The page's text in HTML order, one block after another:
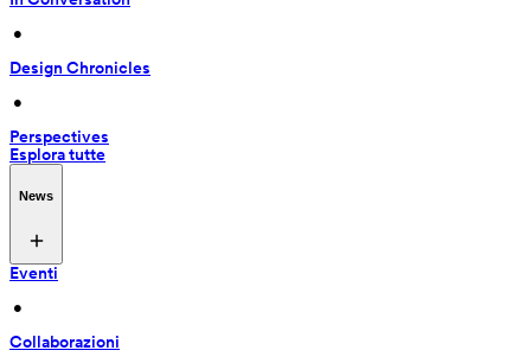
•
Design Chronicles
•
Perspectives
Esplora tutte
News
Eventi
•
Collaborazioni